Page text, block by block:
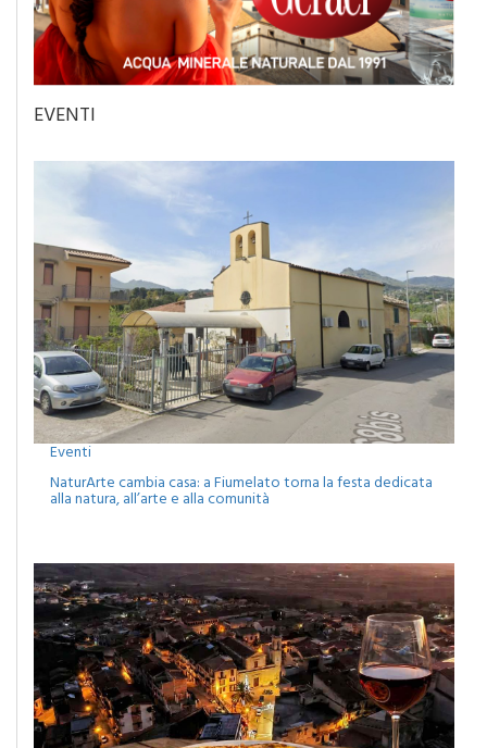
EVENTI
Eventi
NaturArte cambia casa: a Fiumelato torna la festa dedicata
alla natura, all’arte e alla comunità